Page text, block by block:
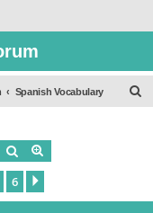
Spanish Vocabulary
Buscar
6